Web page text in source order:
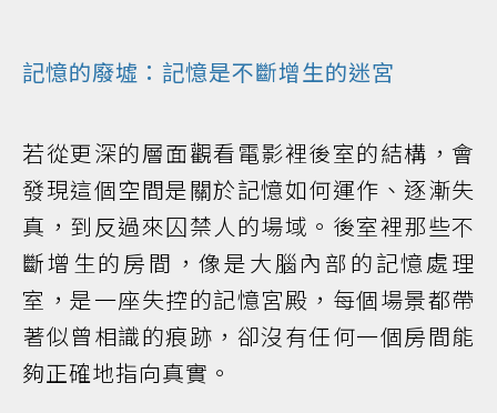
記憶的廢墟：記憶是不斷增生的迷宮
若從更深的層面觀看電影裡後室的結構，會
發現這個空間是關於記憶如何運作、逐漸失
真，到反過來囚禁人的場域。後室裡那些不
斷增生的房間，像是大腦內部的記憶處理
室，是一座失控的記憶宮殿，每個場景都帶
著似曾相識的痕跡，卻沒有任何一個房間能
夠正確地指向真實。